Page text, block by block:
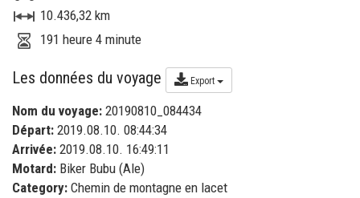
10.436,32 km
191 heure 4 minute
Les données du voyage Export
Nom du voyage: 20190810_084434
Départ: 2019.08.10. 08:44:34
Arrivée: 2019.08.10. 16:49:11
Motard: Biker Bubu (Ale)
Category: Chemin de montagne en lacet